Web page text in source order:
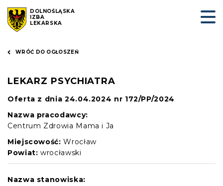
DOLNOŚLĄSKA
IZBA
LEKARSKA
WRÓĆ DO OGŁOSZEŃ
LEKARZ PSYCHIATRA
Oferta z dnia 24.04.2024 nr 172/PP/2024
Nazwa pracodawcy:
Centrum Zdrowia Mama i Ja
Miejscowość: Wrocław
Powiat: wrocławski
Nazwa stanowiska: